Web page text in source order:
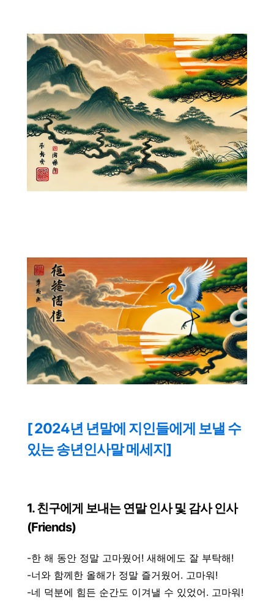
[ 2024년 년말에 지인들에게 보낼 수
있는 송년인사말 메세지]
1. 친구에게 보내는 연말 인사 및 감사 인사
(Friends)
-한 해 동안 정말 고마웠어! 새해에도 잘 부탁해!
-너와 함께한 올해가 정말 즐거웠어. 고마워!
-네 덕분에 힘든 순간도 이겨낼 수 있었어. 고마워!